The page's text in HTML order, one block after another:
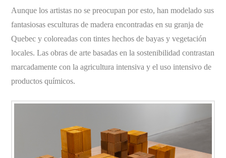
Aunque los artistas no se preocupan por esto, han modelado sus
fantasiosas esculturas de madera encontradas en su granja de
Quebec y coloreadas con tintes hechos de bayas y vegetación
locales. Las obras de arte basadas en la sostenibilidad contrastan
marcadamente con la agricultura intensiva y el uso intensivo de
productos químicos.